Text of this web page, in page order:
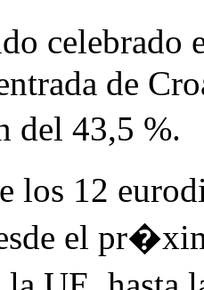
de
43,5 %.
los 12
el